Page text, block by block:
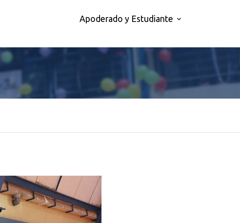
Apoderado y Estudiante